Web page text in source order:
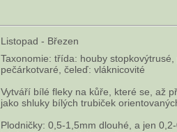
Listopad - Březen
Taxonomie: třída: houby
pečárkotvaré, čeleď: vláknicovité
Vytváří bílé fleky na kůře, které se, až
jako shluky bílých trubiček
Plodničky: 0,5-1,5mm dlouhé, a jen